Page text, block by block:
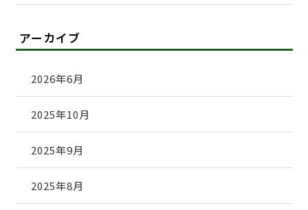
アーカイブ
2026年6月
2025年10月
2025年9月
2025年8月